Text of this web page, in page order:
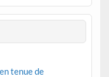
tenue de